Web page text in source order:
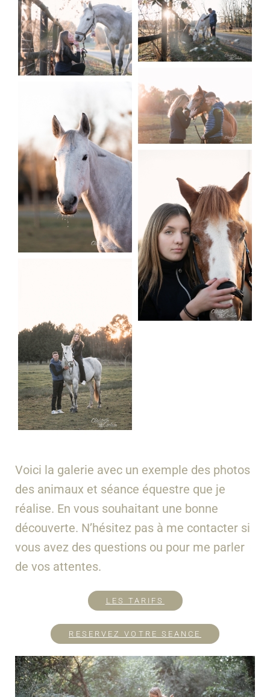
Voici la galerie avec un exemple des photos
des animaux et séance équestre que je
réalise. En vous souhaitant une bonne
découverte. N’hésitez pas à me contacter si
vous avez des questions ou pour me parler
de vos attentes.
LES TARIFS
RESERVEZ VOTRE SEANCE